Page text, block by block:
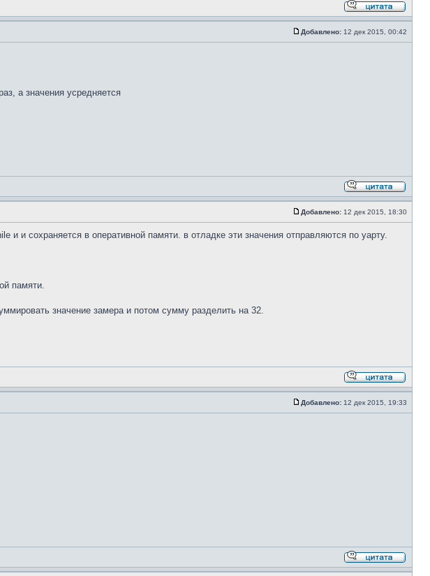
Добавлено: 12 дек 2015, 00:42
а значения усредняется
Добавлено: 12 дек 2015, 18:30
и и сохраняется в оперативной памяти. в отладке эти значения отправляются по уарту.
памяти.
значение замера и потом сумму разделить на 32.
Добавлено: 12 дек 2015, 19:33